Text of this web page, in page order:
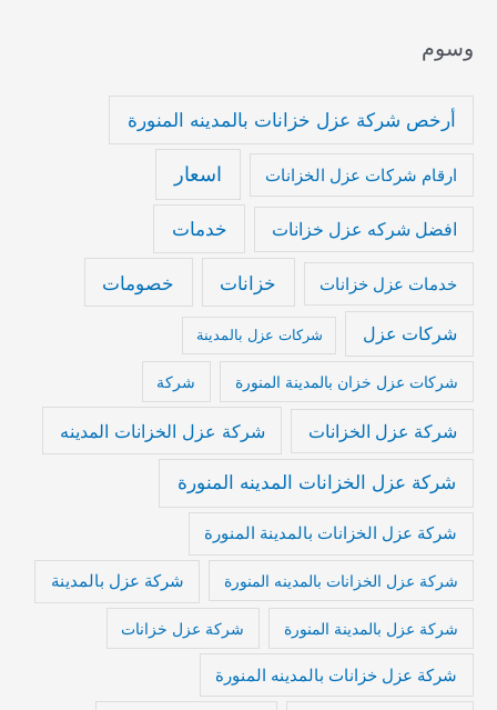
وسوم
أرخص شركة عزل خزانات بالمدينه المنورة
ارقام شركات عزل الخزانات اسعار
افضل شركه عزل خزانات خدمات
خدمات عزل خزانات خزانات خصومات
شركات عزل شركات عزل بالمدينة
شركات عزل خزان بالمدينة المنورة شركة
شركة عزل الخزانات شركة عزل الخزانات المدينه
شركة عزل الخزانات المدينه المنورة
شركة عزل الخزانات بالمدينة المنورة
شركة عزل الخزانات بالمدينه المنورة شركة عزل بالمدينة
شركة عزل بالمدينة المنورة شركة عزل خزانات
شركة عزل خزانات بالمدينه المنورة